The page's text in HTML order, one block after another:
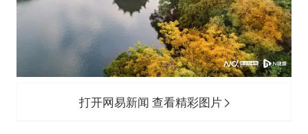
打开网易新闻 查看精彩图片